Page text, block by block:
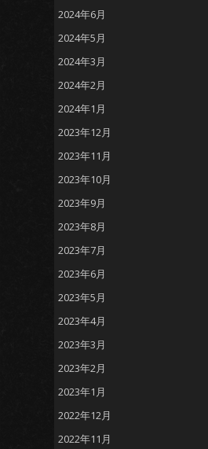
2024年6月
2024年5月
2024年3月
2024年2月
2024年1月
2023年12月
2023年11月
2023年10月
2023年9月
2023年8月
2023年7月
2023年6月
2023年5月
2023年4月
2023年3月
2023年2月
2023年1月
2022年12月
2022年11月